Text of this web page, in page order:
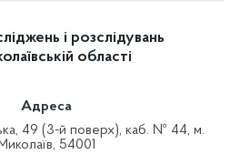
і розслідувань
області
Адреса
49 (3-й поверх), каб. № 44, м.
Миколаїв, 54001